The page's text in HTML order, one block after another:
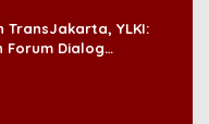
TransJakarta, YLKI:
Forum Dialog